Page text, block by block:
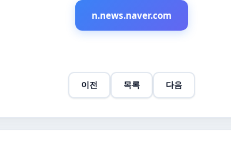
n.news.naver.com
이전 목록 다음